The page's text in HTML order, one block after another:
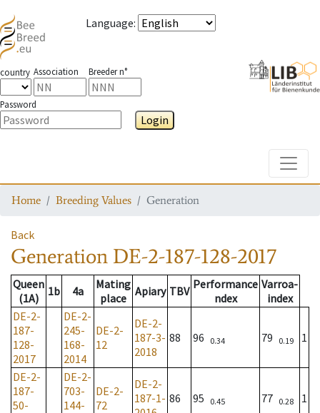
Language:
country Association Breeder n°
Password
Login
Home Breeding Values Generation
Back
Generation DE-2-187-128-2017
Queen
(1A)
1b 4a
Mating
place Apiary TBV Performance
ndex
Varroa-
index
DE-2-
187-
128-
2017
DE-2-
245-
168-
2014
DE-2-
12
DE-2-
187-3-
2018
88 96 0.34 79 0.19 1
DE-2-
187-
50-
DE-2-
703-
144-
DE-2-
72
DE-2-
187-1- 86 95 0.45 77 0.28 1